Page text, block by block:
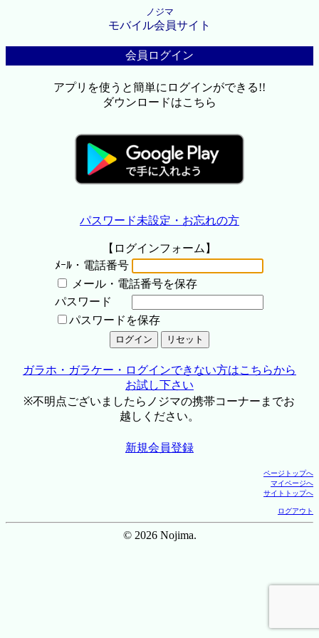
ノジマ
モバイル会員サイト
会員ログイン
アプリを使うと簡単にログインができる!!
ダウンロードはこちら
パスワード未設定・お忘れの方
【ログインフォーム】
ﾒｰﾙ・電話番号
メール・電話番号を保存
パスワード
パスワードを保存
ガラホ・ガラケー・ログインできない方はこちらから
お試し下さい
※不明点ございましたらノジマの携帯コーナーまでお
越しください。
新規会員登録
ページトップへ
マイページへ
サイトトップへ
ログアウト
© 2026 Nojima.